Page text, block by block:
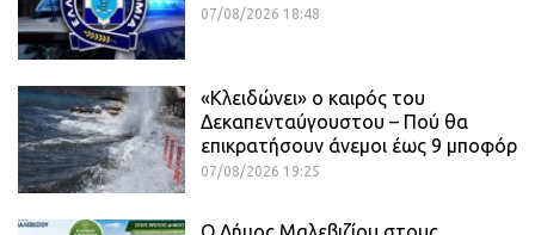
07/08/2026 18:48
«Κλειδώνει» ο καιρός του
Δεκαπενταύγουστου – Πού θα
επικρατήσουν άνεμοι έως 9 μποφόρ
07/08/2026 19:25